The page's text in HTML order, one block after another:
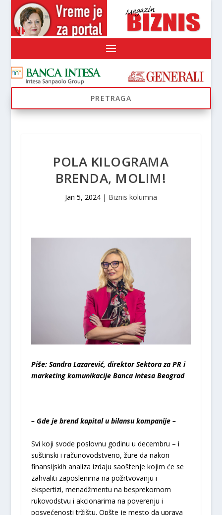
POLA KILOGRAMA
BRENDA, MOLIM!
Jan 5, 2024| Biznis kolumna
Piše: Sandra Lazarević, direktor Sektora za PR i
marketing komunikacije Banca Intesa Beograd
– Gde je brend kapital u bilansu kompanije –
Svi koji svode poslovnu godinu u decembru – i
suštinski i računovodstveno, žure da nakon
finansijskih analiza izdaju saoštenje kojim će se
zahvaliti zaposlenima na požrtvovanju i
ekspertizi, menadžmentu na besprekornom
rukovodstvu i akcionarima na poverenju i
posvećenosti tržištu. Opšte je mesto da uprava